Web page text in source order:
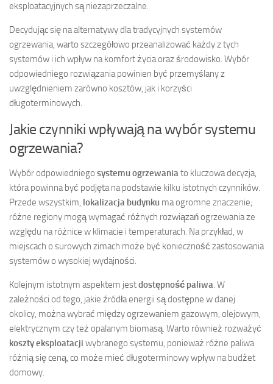
eksploatacyjnych są niezaprzeczalne.
Decydując się na alternatywy dla tradycyjnych systemów
ogrzewania, warto szczegółowo przeanalizować każdy z tych
systemów i ich wpływ na komfort życia oraz środowisko. Wybór
odpowiedniego rozwiązania powinien być przemyślany z
uwzględnieniem zarówno kosztów, jak i korzyści
długoterminowych.
Jakie czynniki wpływają na wybór systemu
ogrzewania?
Wybór odpowiedniego systemu ogrzewaniato kluczowa decyzja,
która powinna być podjęta na podstawie kilku istotnych czynników.
Przede wszystkim, lokalizacja budynku ma ogromne znaczenie;
różne regiony mogą wymagać różnych rozwiązań ogrzewania ze
względu na różnice w klimacie i temperaturach. Na przykład, w
miejscach o surowych zimach może być konieczność zastosowania
systemów o wysokiej wydajności.
Kolejnym istotnym aspektem jestdostępność paliwa. W
zależności od tego, jakie źródła energii są dostępne w danej
okolicy, można wybrać między ogrzewaniem gazowym, olejowym,
elektrycznym czy też opalanym biomasą. Warto również rozważyć
koszty eksploatacji wybranego systemu, ponieważ różne paliwa
różnią się ceną, co może mieć długoterminowy wpływ na budżet
domowy.